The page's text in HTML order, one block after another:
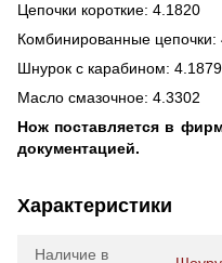
Цепочки короткие: 4.1820
Комбинированные цепочки:
Шнурок с карабином: 4.1879
Масло смазочное: 4.3302
Нож поставляется в
документацией.
Характеристики
Наличие в